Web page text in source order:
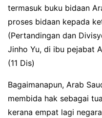
termasuk buku bidaan
proses bidaan kepada
(Pertandingan dan
Jinho Yu, di ibu pejabat
(11 Dis)
Bagaimanapun, Arab
membida hak sebagai
kerana empat lagi